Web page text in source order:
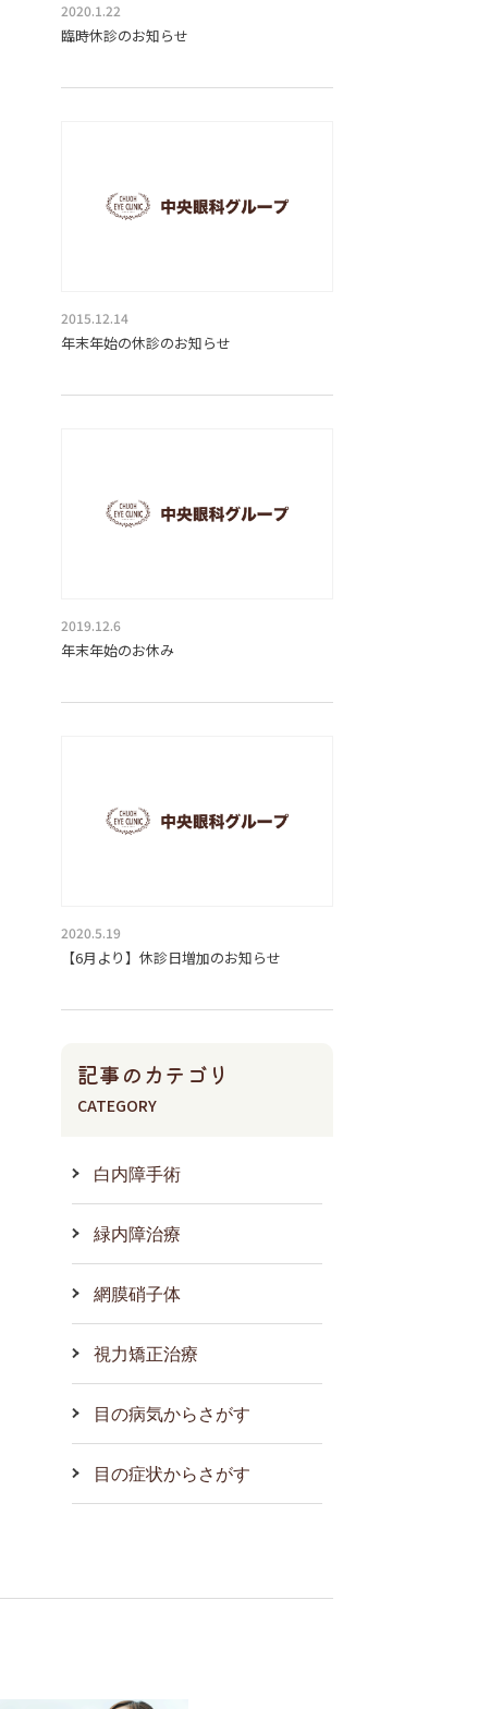
2020.1.22
臨時休診のお知らせ
2015.12.14
年末年始の休診のお知らせ
2019.12.6
年末年始のお休み
2020.5.19
【6月より】休診日増加のお知らせ
記事のカテゴリ
CATEGORY
白内障手術
緑内障治療
網膜硝子体
視力矯正治療
目の病気からさがす
目の症状からさがす